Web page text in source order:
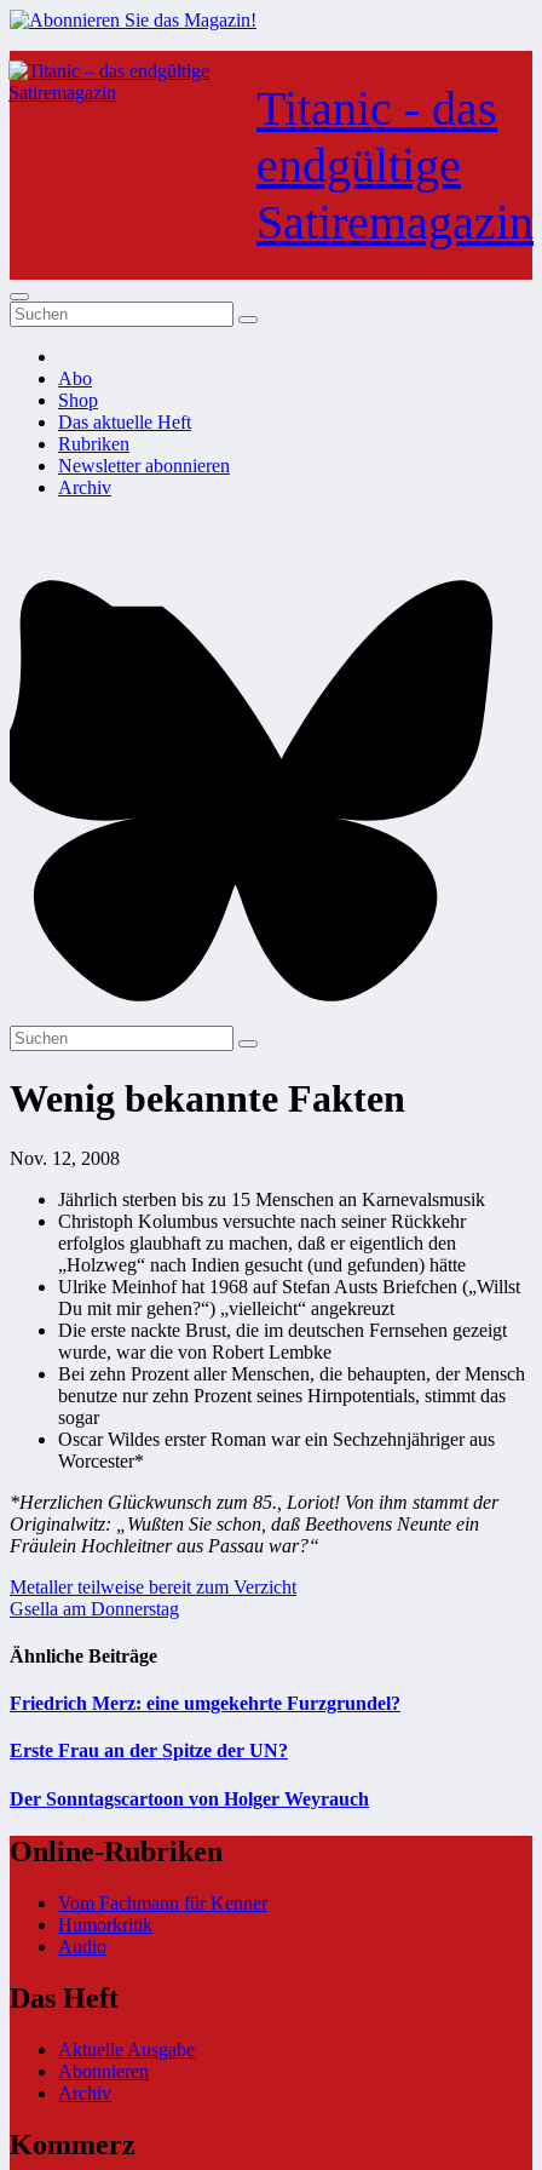
Zum
Inhalt
springen
Titanic - das
endgültige
Satiremagazin
Abo
Shop
Das aktuelle Heft
Rubriken
Newsletter abonnieren
Archiv
Wenig bekannte Fakten
Nov. 12, 2008
Jährlich sterben bis zu 15 Menschen an Karnevalsmusik
Christoph Kolumbus versuchte nach seiner Rückkehr
erfolglos glaubhaft zu machen, daß er eigentlich den
„Holzweg“ nach Indien gesucht (und gefunden) hätte
Ulrike Meinhof hat 1968 auf Stefan Austs Briefchen („Willst
Du mit mir gehen?“) „vielleicht“ angekreuzt
Die erste nackte Brust, die im deutschen Fernsehen gezeigt
wurde, war die von Robert Lembke
Bei zehn Prozent aller Menschen, die behaupten, der Mensch
benutze nur zehn Prozent seines Hirnpotentials, stimmt das
sogar
Oscar Wildes erster Roman war ein Sechzehnjähriger aus
Worcester*
*Herzlichen Glückwunsch zum 85., Loriot! Von ihm stammt der
Originalwitz: „Wußten Sie schon, daß Beethovens Neunte ein
Fräulein Hochleitner aus Passau war?“
Beitragsnavigation
Metaller teilweise bereit zum Verzicht
Gsella am Donnerstag
Ähnliche Beiträge
Friedrich Merz: eine umgekehrte Furzgrundel?
Erste Frau an der Spitze der UN?
Der Sonntagscartoon von Holger Weyrauch
Online-Rubriken
Vom Fachmann für Kenner
Humorkritik
Audio
Das Heft
Aktuelle Ausgabe
Abonnieren
Archiv
Kommerz